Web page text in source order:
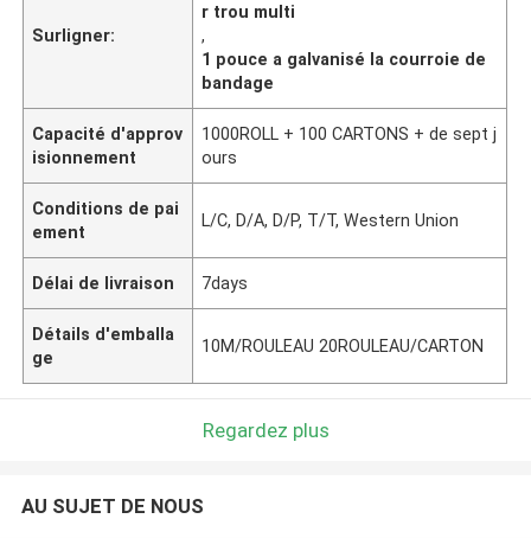
Surligner:
r trou multi
,
1 pouce a galvanisé la courroie de
bandage
Capacité d'approv
isionnement
1000ROLL + 100 CARTONS + de sept j
ours
Conditions de pai
ement
L/C, D/A, D/P, T/T, Western Union
Délai de livraison 7days
Détails d'emballa
ge
10M/ROULEAU 20ROULEAU/CARTON
Regardez plus
AU SUJET DE NOUS